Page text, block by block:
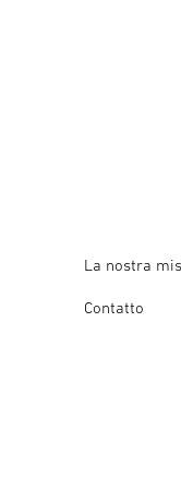
La nostra
Contatto